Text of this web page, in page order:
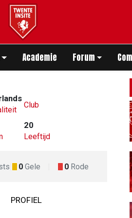
Academie Forum
Club
20
Leeftijd
0 Gele 0 Rode
PROFIEL